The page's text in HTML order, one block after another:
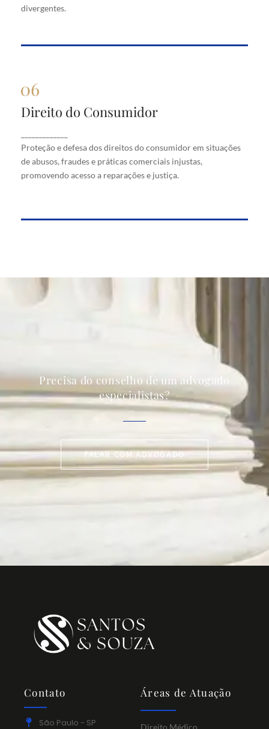
divergentes.
Direito do Consumidor
Proteção e defesa dos direitos do consumidor em situações
de abusos, fraudes e práticas comerciais injustas,
promovendo acesso a reparações e justiça.
Direito do Consumidor
situações de abusos, fraudes e práticas comerciais
injustas, promovendo acesso a reparações e justiça.
Precisa do conselho de um advogado
especialistas?
FALAR COM ADVOGADO
Contato
São Paulo - SP
Áreas de Atuação
Direito Médico